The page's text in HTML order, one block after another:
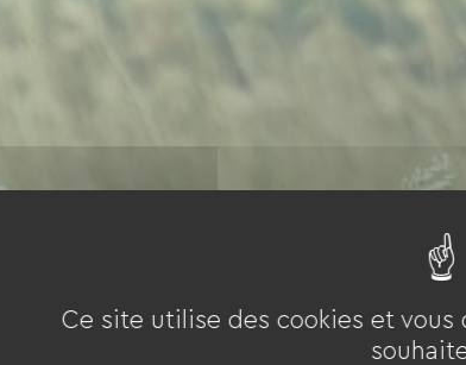
Ce site utilise des cookies et vous